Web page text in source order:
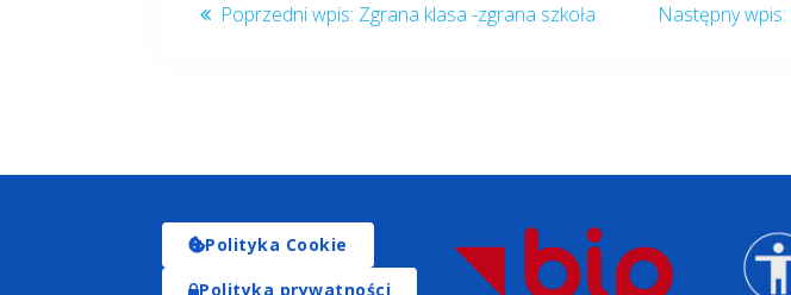
Zgrana klasa -zgrana szkoła
Polityka Cookie
Polityka prywatności